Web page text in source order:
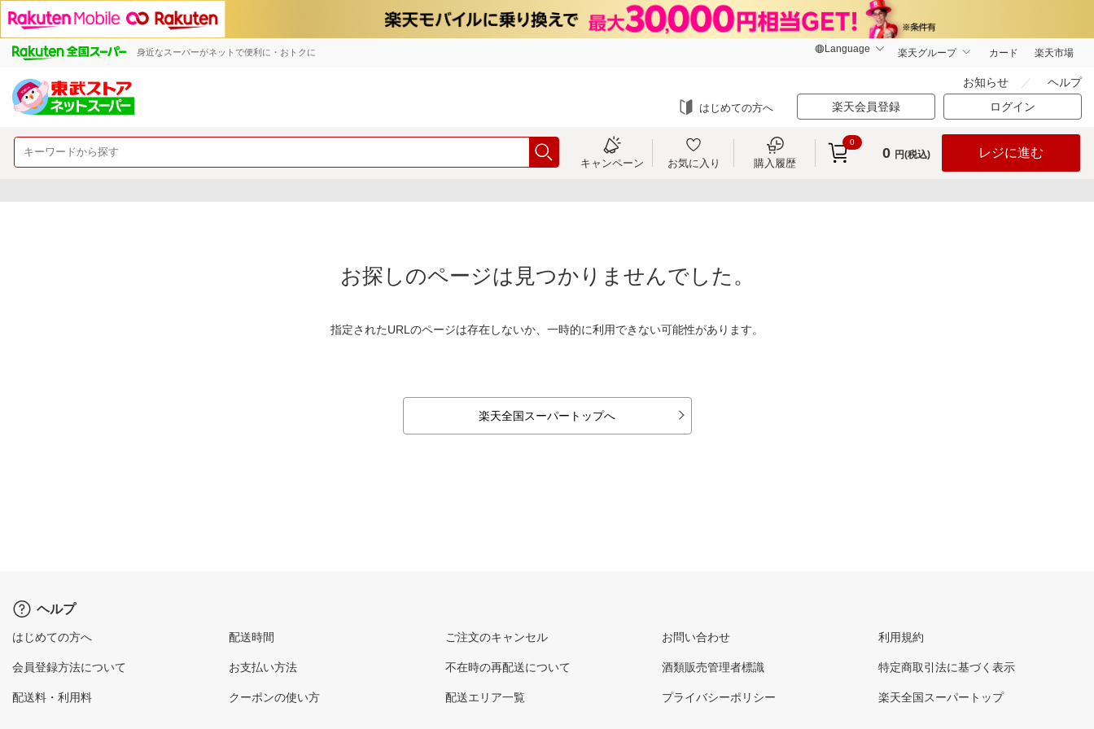
身近なスーパーがネットで便利に・おトクに 楽天グループ カード 楽天市場
お知らせ ヘルプ
はじめての方へ 楽天会員登録 ログイン
キャンペーン お気に入り 購入履歴
0
0 円(税込) レジに進む
お探しのページは見つかりませんでした。
指定されたURLのページは存在しないか、一時的に利用できない可能性があります。
楽天全国スーパートップへ
ヘルプ
はじめての方へ
会員登録方法について
配送料・利用料
配送時間
お支払い方法
クーポンの使い方
ご注文のキャンセル
不在時の再配送について
配送エリア一覧
お問い合わせ
酒類販売管理者標識
プライバシーポリシー
利用規約
特定商取引法に基づく表示
楽天全国スーパートップ